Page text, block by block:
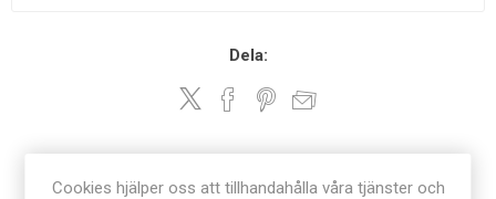
Dela:
Cookies hjälper oss att tillhandahålla våra tjänster och